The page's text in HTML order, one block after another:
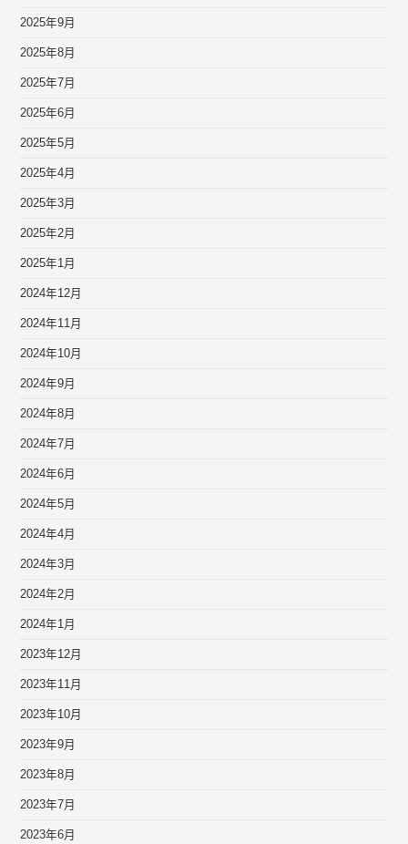
2025年9月
2025年8月
2025年7月
2025年6月
2025年5月
2025年4月
2025年3月
2025年2月
2025年1月
2024年12月
2024年11月
2024年10月
2024年9月
2024年8月
2024年7月
2024年6月
2024年5月
2024年4月
2024年3月
2024年2月
2024年1月
2023年12月
2023年11月
2023年10月
2023年9月
2023年8月
2023年7月
2023年6月